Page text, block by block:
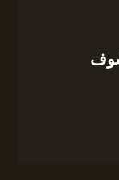
شوف